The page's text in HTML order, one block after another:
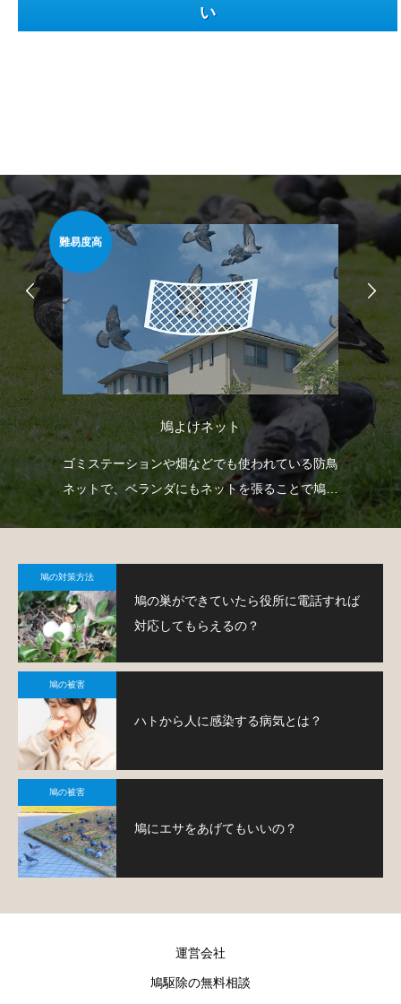
い
難易度高
鳩よけネット
ゴミステーションや畑などでも使われている防鳥
ネットで、ベランダにもネットを張ることで鳩対
策が可能です。
鳩の対策方法
鳩の巣ができていたら役所に電話すれば
対応してもらえるの？
鳩の被害
ハトから人に感染する病気とは？
鳩の被害
鳩にエサをあげてもいいの？
運営会社
鳩駆除の無料相談